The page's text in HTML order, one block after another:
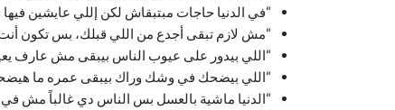
“في الدنيا حاجات مبتبقاش لكن إللي عايشين
“مش لازم تبقى أجدع من اللي قبلك، بس تكون
“اللي بيدور على عيوب الناس بيبقى مش عارف
“اللي بيضحك في وشك وراك بيبقى عمره ما
“الدنيا ماشية بالعسل بس الناس دي غالباً مش